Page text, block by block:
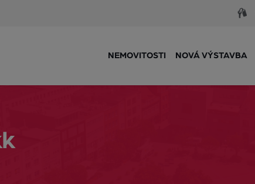
NEMOVITOSTI NOVÁ VÝSTAVBA